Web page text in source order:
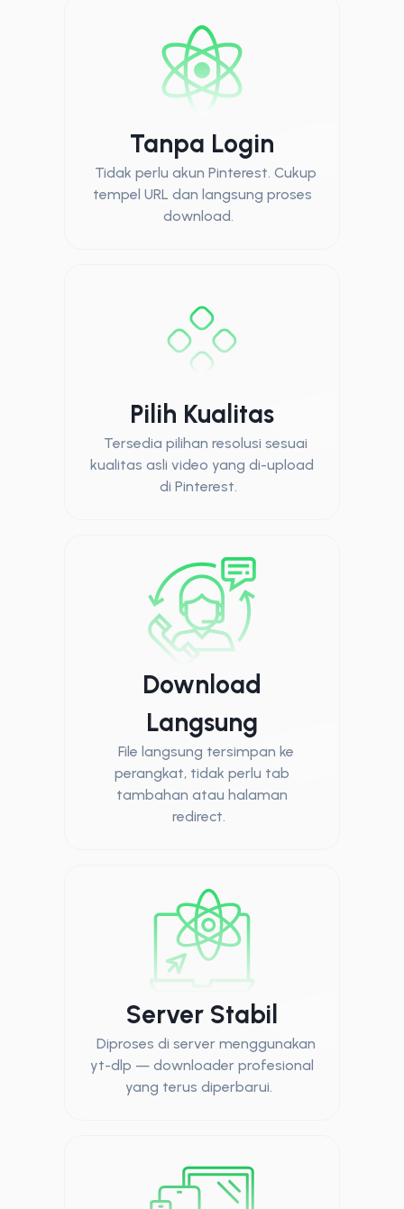
Tanpa Login
Tidak perlu akun Pinterest. Cukup
tempel URL dan langsung proses
download.
Pilih Kualitas
Tersedia pilihan resolusi sesuai
kualitas asli video yang di-upload
di Pinterest.
Download
Langsung
File langsung tersimpan ke
perangkat, tidak perlu tab
tambahan atau halaman
redirect.
Server Stabil
Diproses di server menggunakan
yt-dlp — downloader profesional
yang terus diperbarui.